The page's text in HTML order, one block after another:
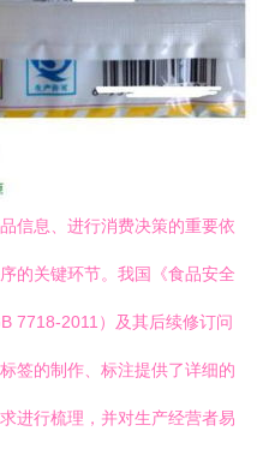
信息、进行消费决策的重要依
的关键环节。我国《食品安全
7718-2011）及其后续修订问
签的制作、标注提供了详细的
进行梳理，并对生产经营者易